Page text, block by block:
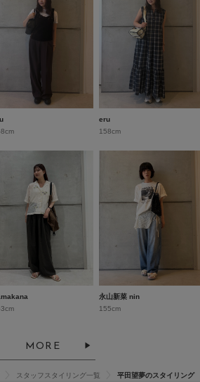
eru
158cm
永山新菜 nin
155cm
MORE
スタッフスタイリング一覧 平田望夢のスタイリング